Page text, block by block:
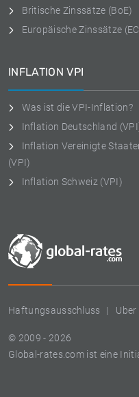
Haftungsausschluss
© 2009 - 2026
Global-rates.com ist eine
Britische Zinssätze (BoE)
Europäische Zinssätze
INFLATION VPI
Was ist die VPI-Inflation?
Inflation Deutschland
Inflation Vereinigte
(VPI)
Inflation Schweiz (VPI)